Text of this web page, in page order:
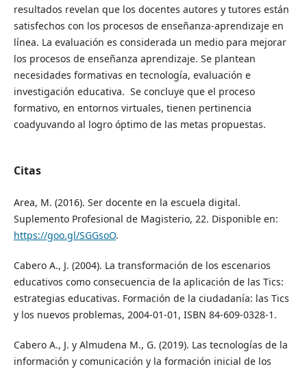
resultados revelan que los docentes autores y tutores están
satisfechos con los procesos de enseñanza-aprendizaje en
línea. La evaluación es considerada un medio para mejorar
los procesos de enseñanza aprendizaje. Se plantean
necesidades formativas en tecnología, evaluación e
investigación educativa. Se concluye que el proceso
formativo, en entornos virtuales, tienen pertinencia
coadyuvando al logro óptimo de las metas propuestas.
Citas
Area, M. (2016). Ser docente en la escuela digital.
Suplemento Profesional de Magisterio, 22. Disponible en:
https://goo.gl/SGGsoO.
Cabero A., J. (2004). La transformación de los escenarios
educativos como consecuencia de la aplicación de las Tics:
estrategias educativas. Formación de la ciudadanía: las Tics
y los nuevos problemas, 2004-01-01, ISBN 84-609-0328-1.
Cabero A., J. y Almudena M., G. (2019). Las tecnologías de la
información y comunicación y la formación inicial de los